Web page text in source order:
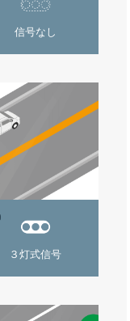
信号なし
３灯式信号